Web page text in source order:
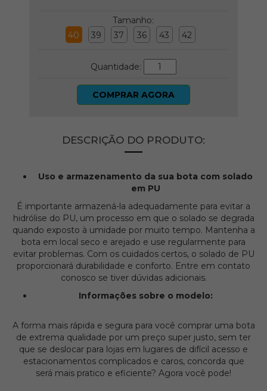
Tamanho:
40
39 37 36 43 42
Quantidade:
COMPRAR AGORA
DESCRIÇÃO DO PRODUTO:
Uso e armazenamento da sua bota com solado
em PU
É importante armazená-la adequadamente para evitar a
hidrólise do PU, um processo em que o solado se degrada
quando exposto à umidade por muito tempo. Mantenha a
bota em local seco e arejado e use regularmente para
evitar problemas. Com os cuidados certos, o solado de PU
proporcionará durabilidade e conforto. Entre em contato
conosco se tiver dúvidas adicionais.
Informações sobre o modelo:
A forma mais rápida e segura para você comprar uma bota
de extrema qualidade por um preço super justo, sem ter
que se deslocar para lojas em lugares de difícil acesso e
estacionamentos complicados e caros, concorda que
será mais pratico e eficiente? Agora você pode!